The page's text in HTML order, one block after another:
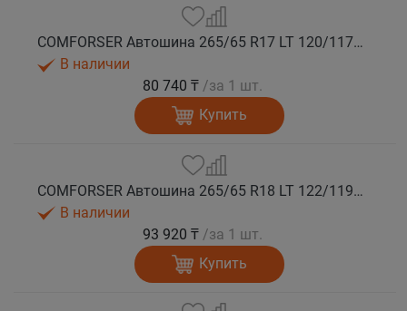
COMFORSER Автошина 265/65 R17 LT 120/117S CF1100 10PR RWL лето
В наличии
80 740 ₸ /за 1 шт.
Купить
COMFORSER Автошина 265/65 R18 LT 122/119S CF1100 10PR RWL лето
В наличии
93 920 ₸ /за 1 шт.
Купить